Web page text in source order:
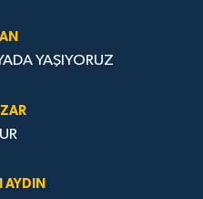
YAŞIYORUZ
AYDIN